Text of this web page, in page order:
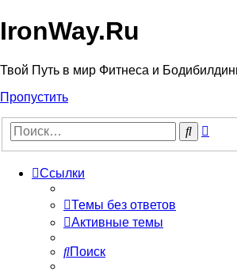
IronWay.Ru
Твой Путь в мир Фитнеса и
Пропустить
Поиск
Ссылки
Темы без ответов
Активные темы
Поиск